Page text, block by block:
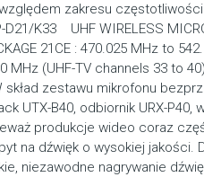
zakresu
D21/K33 UHF WIRELESS
21CE : 470.025 MHz to
MHz (UHF-TV channels 33 to
skład zestawu mikrofonu
UTX-B40, odbiornik URX-
produkcje wideo coraz
na dźwięk o wysokiej jakości.
niezawodne nagrywanie